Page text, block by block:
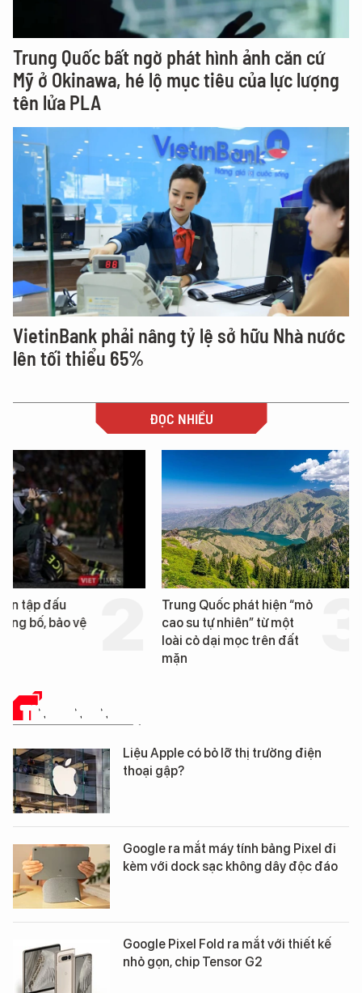
Trung Quốc bất ngờ phát hình ảnh căn cứ
Mỹ ở Okinawa, hé lộ mục tiêu của lực lượng
tên lửa PLA
VietinBank phải nâng tỷ lệ sở hữu Nhà nước
lên tối thiểu 65%
ĐỌC NHIỀU
Trung Quốc phát hiện “mỏ
cao su tự nhiên” từ một
Loạt dự án bất động
Đà Nẵng sắp bị kiểm
TIN CÔNG NGHỆ
Liệu Apple có bỏ lỡ thị trường điện
thoại gập?
Google ra mắt máy tính bảng Pixel đi
kèm với dock sạc không dây độc đáo
Google Pixel Fold ra mắt với thiết kế
nhỏ gọn, chip Tensor G2